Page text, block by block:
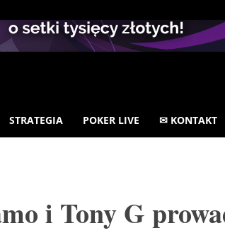
STRATEGIA POKER LIVE ✉ KONTAKT
i Tony G